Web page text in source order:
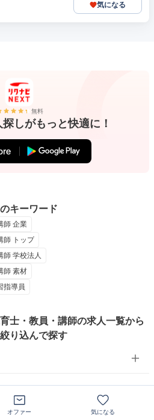
気になる
無料
しがもっと快適に！
キーワード
師 企業
師 トップ
師 学校法人
師 素材
指導員
士・教員・講師の求人一覧から
り込んで探す
オファー 気になる